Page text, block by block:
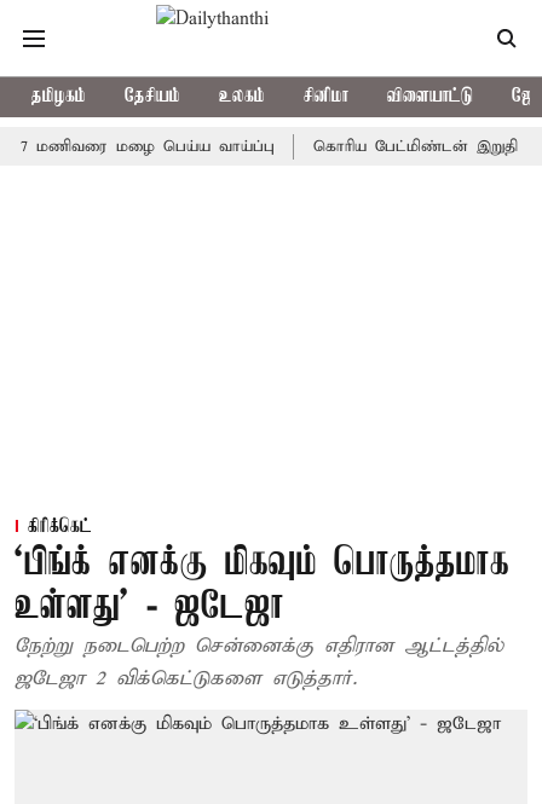
தமிழகம் தேசியம் உலகம் சினிமா விளையாட்டு
மழை பெய்ய வாய்ப்பு கொரிய பேட்மிண்டன் இறுதி
கிரிக்கெட்
‘பிங்க் எனக்கு மிகவும் பொருத்தமாக
உள்ளது’ - ஜடேஜா
நேற்று நடைபெற்ற சென்னைக்கு எதிரான ஆட்டத்தில்
ஜடேஜா 2 விக்கெட்டுகளை எடுத்தார்.